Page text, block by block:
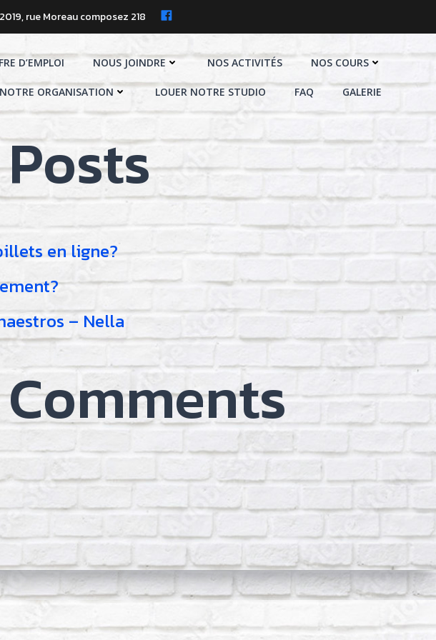
2019, rue Moreau composez 218
D’EMPLOI NOUS JOINDRE NOS ACTIVITÉS NOS COURS
NOTRE ORGANISATION LOUER NOTRE STUDIO FAQ GALERIE
en ligne?
– Nella